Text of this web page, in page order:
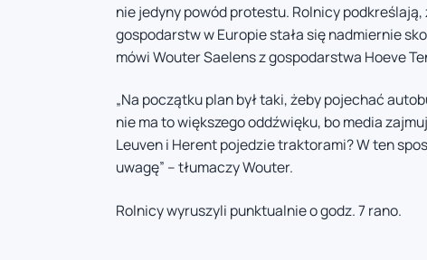
nie jedyny powód protestu. Rolnicy
gospodarstw w Europie stała się nadmiernie
mówi Wouter Saelens z gospodarstwa Hoeve
„Na początku plan był taki, żeby pojechać
nie ma to większego oddźwięku, bo media
Leuven i Herent pojedzie traktorami? W ten
uwagę” – tłumaczy Wouter.
Rolnicy wyruszyli punktualnie o godz. 7 rano.